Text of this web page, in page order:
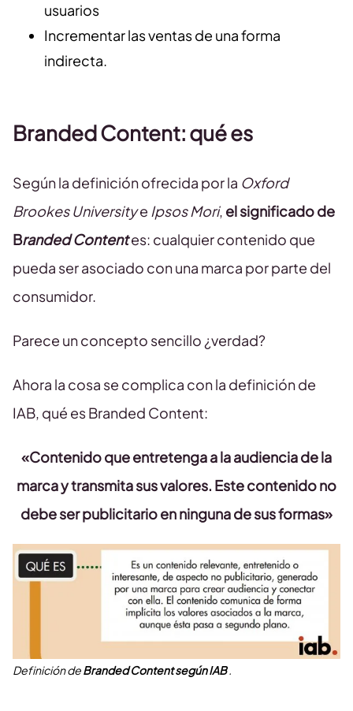
usuarios
Incrementar las ventas de una forma
indirecta.
Branded Content: qué es
Según la definición ofrecida por la Oxford
Brookes Universitye Ipsos Mori, el significado de
Branded Contentes: cualquier contenido que
pueda ser asociado con una marca por parte del
consumidor.
Parece un concepto sencillo ¿verdad?
Ahora la cosa se complica con la definición de
IAB, qué es Branded Content:
«Contenido que entretenga a la audiencia de la
marca y transmita sus valores. Este contenido no
debe ser publicitario en ninguna de sus formas»
Definición deBranded Content según IAB.